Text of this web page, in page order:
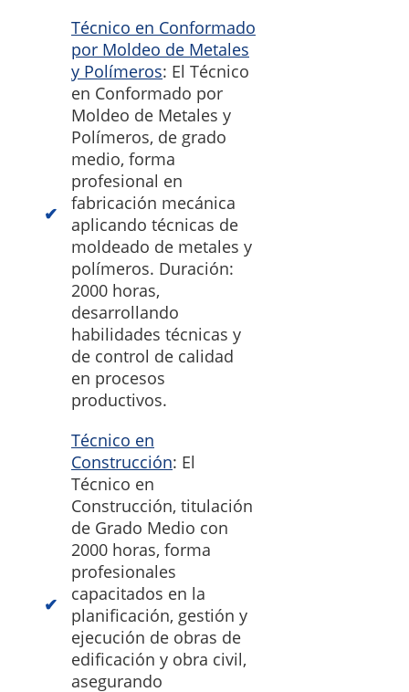
Técnico en Conformado
por Moldeo de Metales
y Polímeros: El Técnico
en Conformado por
Moldeo de Metales y
Polímeros, de grado
medio, forma
profesional en
fabricación mecánica
aplicando técnicas de
moldeado de metales y
polímeros. Duración:
2000 horas,
desarrollando
habilidades técnicas y
de control de calidad
en procesos
productivos.
Técnico en
Construcción: El
Técnico en
Construcción, titulación
de Grado Medio con
2000 horas, forma
profesionales
capacitados en la
planificación, gestión y
ejecución de obras de
edificación y obra civil,
asegurando